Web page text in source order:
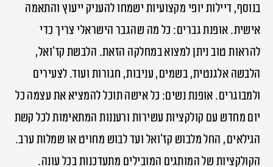
בנוסף, דיילות יופי מקצועיות ישמחו להעניק ייעוץ והתאמה
אישית. אופנת גברים: כל מה שהגבר הישראלי צריך כדי
להראות טוב ניתן למצוא במחלקה הזאת. הלבשת קז’ואל,
הלבשה אלגנטית, בשמים, עניבות, חגורות ועוד. לצעירים
ולמבוגרים. אופנת נשים: כל אישה תוכל להמציא את עצמה כל
יום מחדש עם קולקציות עשירות ורעננות המתאימות לכל קשת
הגילאים, החל מלבוש קז’ואל ועד לבוש מחויט או שמלות ערב.
הקולקציות של המותגים המובילים מתעדכנות בכל עונה.